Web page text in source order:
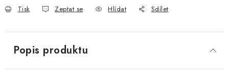
Tisk Zeptat se Hlídat Sdílet
Popis produktu